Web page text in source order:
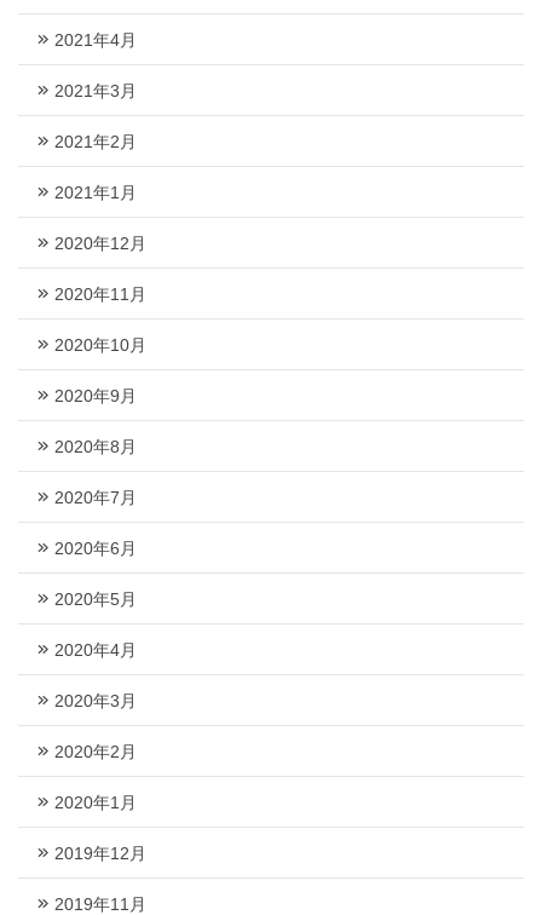
2021年4月
2021年3月
2021年2月
2021年1月
2020年12月
2020年11月
2020年10月
2020年9月
2020年8月
2020年7月
2020年6月
2020年5月
2020年4月
2020年3月
2020年2月
2020年1月
2019年12月
2019年11月